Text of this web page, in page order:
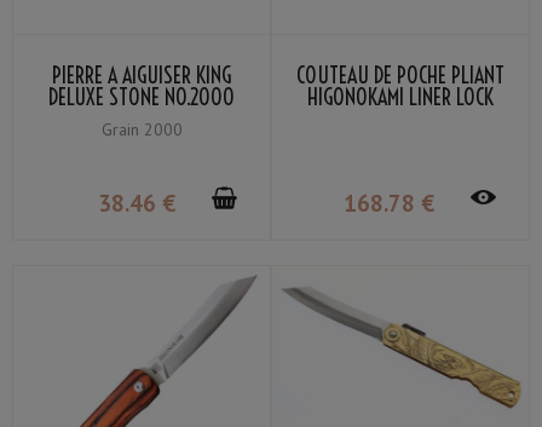
PIERRE À AIGUISER KING
DELUXE STONE NO.2000
GRAIN #2000
Grain 2000
38.46 €
COUTEAU DE POCHE PLIANT
HIGONOKAMI LINER LOCK
168.78 €